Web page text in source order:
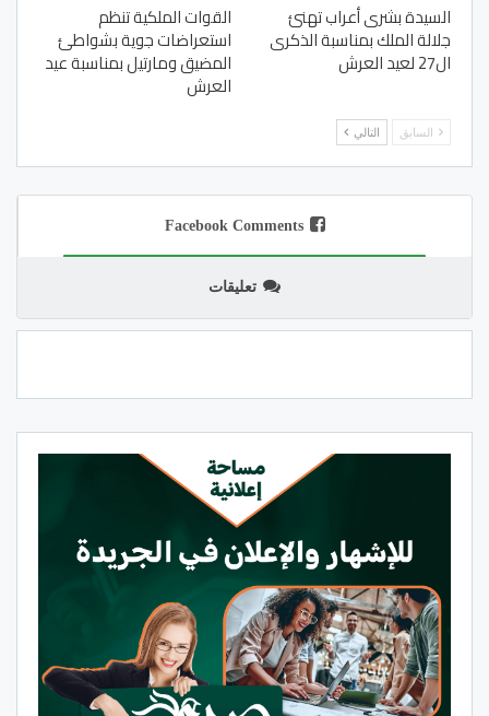
السيدة بشرى أعراب تهنئ
جلالة الملك بمناسبة الذكرى
ال27 لعيد العرش
القوات الملكية تنظم
استعراضات جوية بشواطئ
المضيق ومارتيل بمناسبة عيد
العرش
السابق التالي
Facebook Comments
تعليقات